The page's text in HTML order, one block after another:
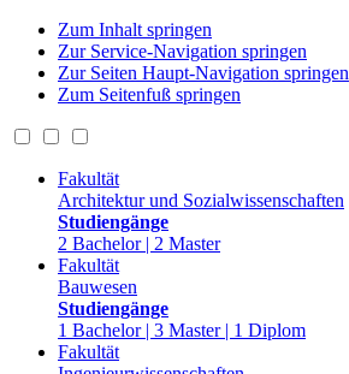
Zum Inhalt springen
Zur Service-Navigation springen
Zur Seiten Haupt-Navigation springen
Zum Seitenfuß springen
Fakultät
Architektur und Sozialwissenschaften
Studiengänge
2 Bachelor | 2 Master
Fakultät
Bauwesen
Studiengänge
1 Bachelor | 3 Master | 1 Diplom
Fakultät